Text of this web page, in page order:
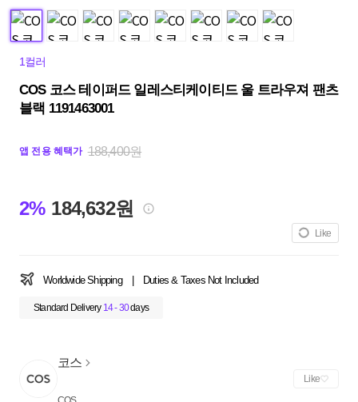
1컬러
COS 코스 테이퍼드 일레스티케이티드 울 트라우져 팬츠
블랙 1191463001
앱 전용 혜택가 188,400원
2% 184,632원
Like
Worldwide Shipping Duties & Taxes Not Included
Standard Delivery 14 - 30days
코스
Like